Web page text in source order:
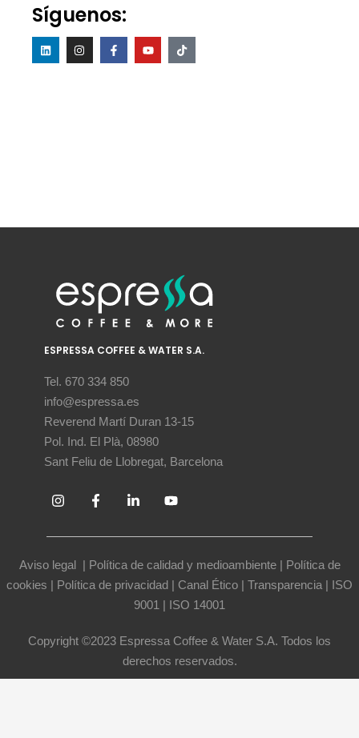
Síguenos:
ESPRESSA COFFEE & WATER S.A.
Tel. 670 334 850
info@espressa.es
Reverend Martí Duran 13-15
Pol. Ind. El Plà, 08980
Sant Feliu de Llobregat, Barcelona
Aviso legal | Política de calidad y medioambiente| Política de
cookies | Política de privacidad | Canal Ético | Transparencia | ISO
9001 | ISO 14001
Copyright ©2023 Espressa Coffee & Water S.A. Todos los
derechos reservados.